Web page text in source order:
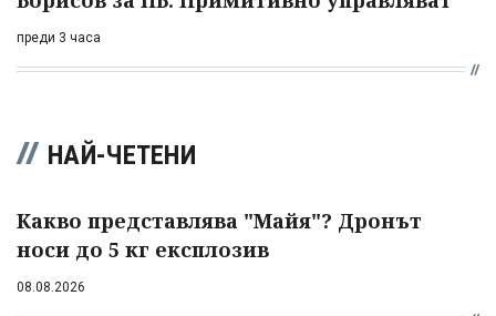
преди 3 часа
НАЙ-ЧЕТЕНИ
Какво представлява "Майя"? Дронът
носи до 5 кг експлозив
08.08.2026